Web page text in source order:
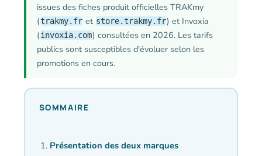
issues des fiches produit officielles TRAKmy
(trakmy.fr et store.trakmy.fr) et Invoxia
(invoxia.com) consultées en 2026. Les tarifs
publics sont susceptibles d'évoluer selon les
promotions en cours.
SOMMAIRE
Présentation des deux marques